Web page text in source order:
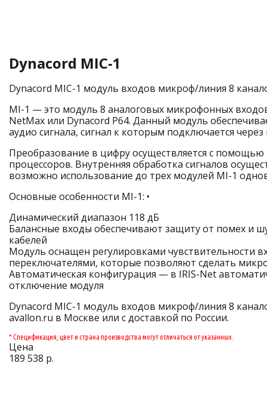
Dynacord MIC-1
Dynacord MIC-1 модуль входов микроф/линия 8
MI-1 — это модуль 8 аналоговых микрофонных
NetMax или Dynacord P64. Данный модуль
аудио сигнала, сигнал к которым подключается
Преобразование в цифру осуществляется с
процессоров. Внутренняя обработка сигналов
возможно использование до трех модулей MI-1
Основные особенности MI-1: •
Динамический диапазон 118 дБ
Балансные входы обеспечивают защиту от помех и
кабелей
Модуль оснащен регулировками чувствительности
переключателями, которые позволяют сделать
Автоматическая конфигурация — в IRIS-Net
отключение модуля
Dynacord MIC-1 модуль входов микроф/линия 8
avallon.ru в Москве или с доставкой по России.
* Спецификация, цвет и страна производства могут отличаться от указанных.
Цена
189 538 р.